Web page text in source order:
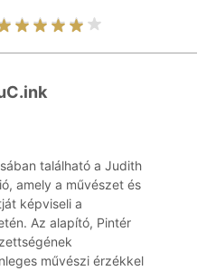
található a Judith
amely a művészet és
képviseli a
Az alapító, Pintér
művészi érzékkel